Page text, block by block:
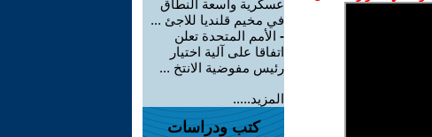
عسكرية واسعة النطاق
في مخيم قلنديا للاجئ ...
- الأمم المتحدة تعلن
اتفاقا على آلية اختيار
رئيس مفوضية الانتخ ...
المزيد.....
كتب ودراسات